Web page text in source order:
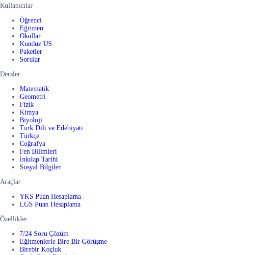
Kullanıcılar
Öğrenci
Eğitmen
Okullar
Kunduz US
Paketler
Sorular
Dersler
Matematik
Geometri
Fizik
Kimya
Biyoloji
Türk Dili ve Edebiyatı
Türkçe
Coğrafya
Fen Bilimleri
İnkılap Tarihi
Sosyal Bilgiler
Araçlar
YKS Puan Hesaplama
LGS Puan Hesaplama
Özellikler
7/24 Soru Çözüm
Eğitmenlerle Bire Bir Görüşme
Birebir Koçluk